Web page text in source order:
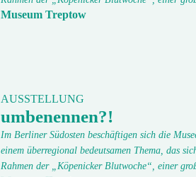
Museum Treptow
AUSSTELLUNG
umbenennen?!
Im Berliner Südosten beschäftigen sich die
einem überregional bedeutsamen Thema, das
Rahmen der „Köpenicker Blutwoche“, einer